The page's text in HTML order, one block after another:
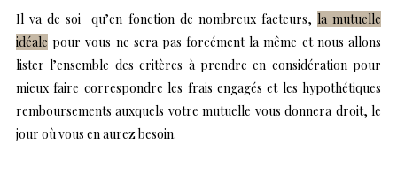
Il va de soi qu’en fonction de nombreux facteurs, la mutuelle
idéale pour vous ne sera pas forcément la même et nous allons
lister l’ensemble des critères à prendre en considération pour
mieux faire correspondre les frais engagés et les hypothétiques
remboursements auxquels votre mutuelle vous donnera droit, le
jour où vous en aurez besoin.